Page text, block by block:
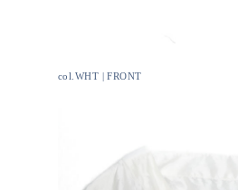
col.WHT | FRONT